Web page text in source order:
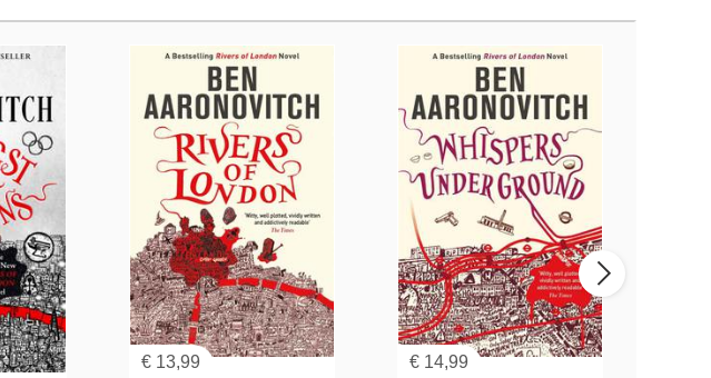
€13,99 € 14,99